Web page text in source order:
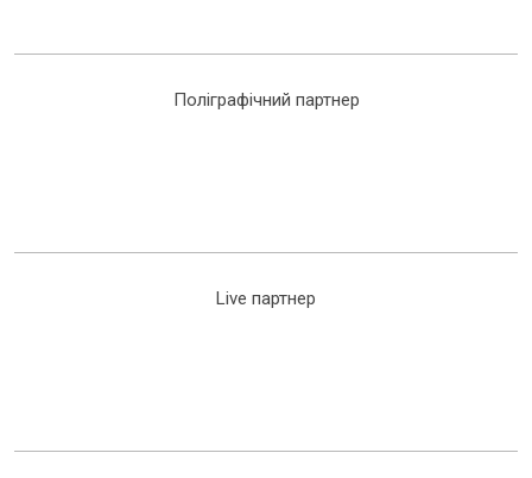
Поліграфічний партнер
Live партнер